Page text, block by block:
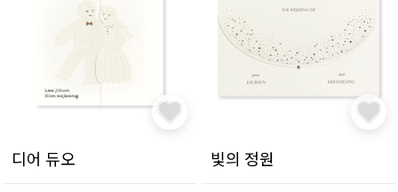
디어 듀오 빛의 정원